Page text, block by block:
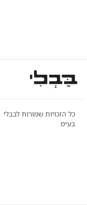
כל הזכויות שמורות לבבלי
בע״מ